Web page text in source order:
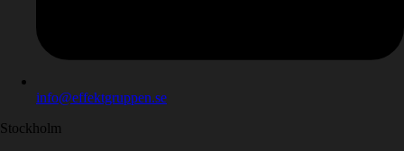
info@effektgruppen.se
Stockholm